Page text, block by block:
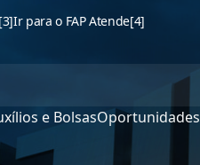
Ir para o FAP Atende[4]
e BolsasOportunidades